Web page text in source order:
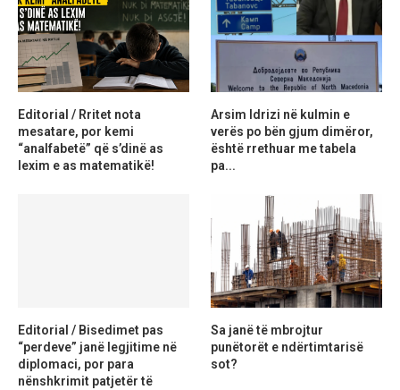
Editorial / Rritet nota
mesatare, por kemi
“analfabetë” që s’dinë as
lexim e as matematikë!
Arsim Idrizi në kulmin e
verës po bën gjum dimëror,
është rrethuar me tabela
pa...
Editorial / Bisedimet pas
“perdeve” janë legjitime në
diplomaci, por para
nënshkrimit patjetër të
Sa janë të mbrojtur
punëtorët e ndërtimtarisë
sot?